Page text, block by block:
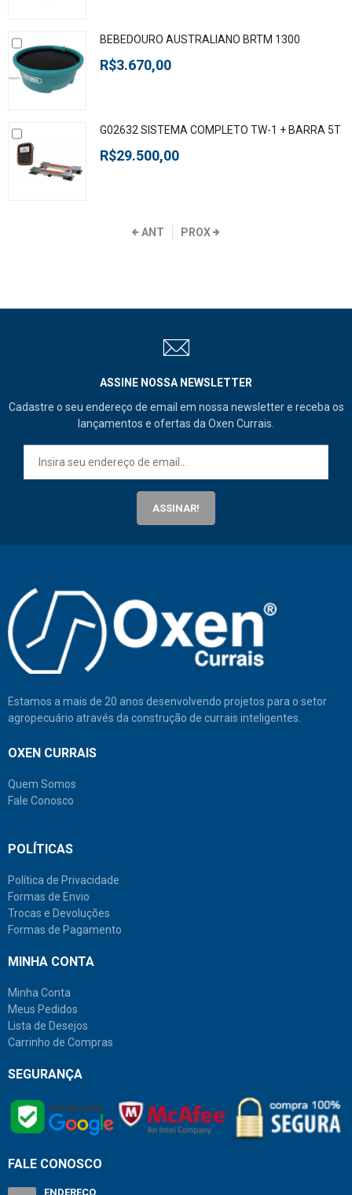
BEBEDOURO AUSTRALIANO BRTM 1300
R$3.670,00
G02632 SISTEMA COMPLETO TW-1 + BARRA 5T
R$29.500,00
ANT PROX
ASSINE NOSSA NEWSLETTER
Cadastre o seu endereço de email em nossa newsletter e receba os
lançamentos e ofertas da Oxen Currais.
ASSINAR!
Estamos a mais de 20 anos desenvolvendo projetos para o setor
agropecuário através da construção de currais inteligentes.
OXEN CURRAIS
Quem Somos
Fale Conosco
POLÍTICAS
Política de Privacidade
Formas de Envio
Trocas e Devoluções
Formas de Pagamento
MINHA CONTA
Minha Conta
Meus Pedidos
Lista de Desejos
Carrinho de Compras
SEGURANÇA
FALE CONOSCO
ENDEREÇO